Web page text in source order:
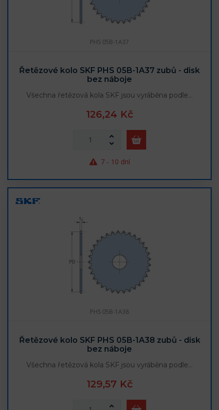
PHS 05B-1A37
Řetězové kolo SKF PHS 05B-1A37 zubů - disk
bez náboje
Všechna řetězová kola SKF jsou vyráběna podle…
126,24 Kč
7 - 10 dní
PHS 05B-1A38
Řetězové kolo SKF PHS 05B-1A38 zubů - disk
bez náboje
Všechna řetězová kola SKF jsou vyráběna podle…
129,57 Kč